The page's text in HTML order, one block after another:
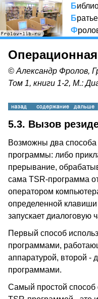
Б
Б
Ф
© Александр Фролов,
Том 1, книги 1-2, М.:
5.3. Вызов
Возможны два способа
программы: либо
прерывание,
сама TSR-программа
оператором
определенной
запускает диалоговую
Первый способ
программами,
аппаратурой, второй -
программами.
Самый простой способ